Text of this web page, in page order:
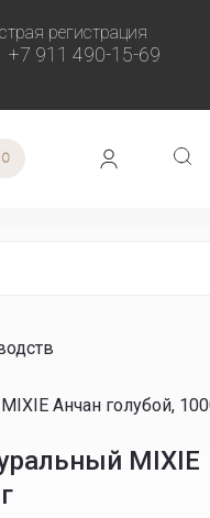
регистрация
+7 911 490-15-69
0
Анчан голубой,
MIXIE